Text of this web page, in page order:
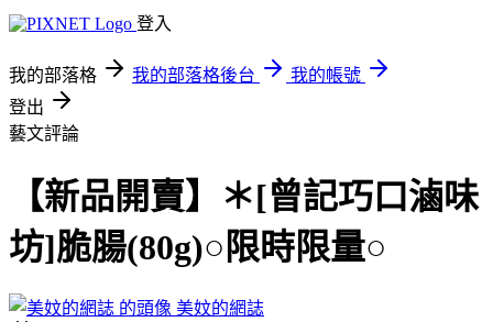
登入
我的部落格 我的部落格後台
我的帳號
登出
藝文評論
【新品開賣】＊[曾記巧口滷味
坊]脆腸(80g)○限時限量○
美妏的網誌